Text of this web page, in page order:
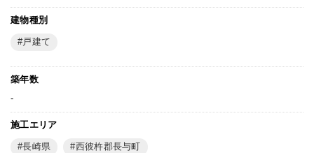
建物種別
戸建て
築年数
-
施工エリア
長崎県 西彼杵郡長与町